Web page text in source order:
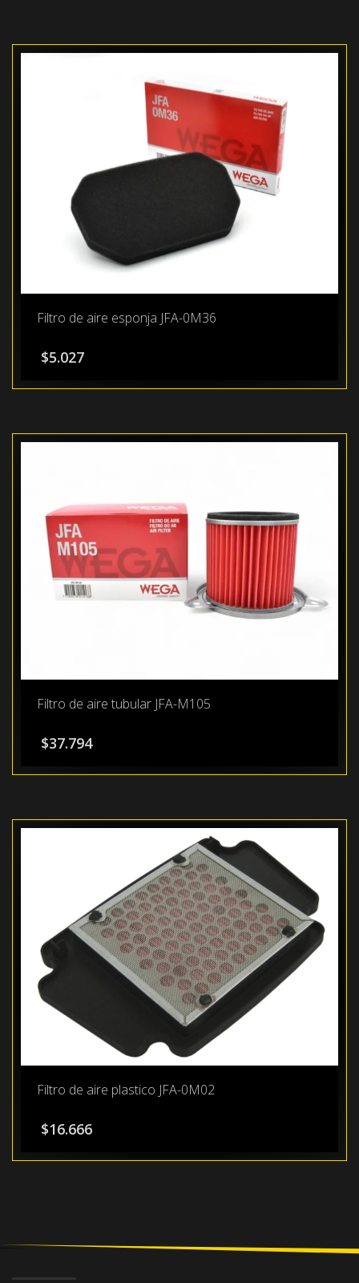
Filtro de aire esponja JFA-0M36
$5.027
Filtro de aire tubular JFA-M105
$37.794
Filtro de aire plastico JFA-0M02
$16.666